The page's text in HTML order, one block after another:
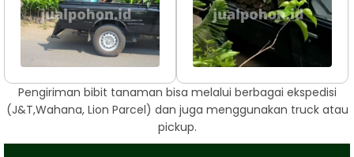
Pengiriman bibit tanaman bisa melalui berbagai ekspedisi
(J&T,Wahana, Lion Parcel) dan juga menggunakan truck atau
pickup.